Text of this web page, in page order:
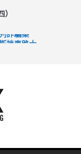
詐騙案
挫車路士
年油價續波動